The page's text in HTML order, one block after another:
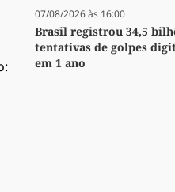
07/08/2026 às 16:00
Brasil registrou 34,5
tentativas de golpes
em 1 ano